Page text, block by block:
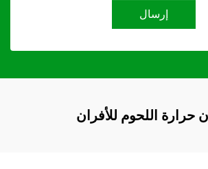
إرسال
حرارة اللحوم للأفران